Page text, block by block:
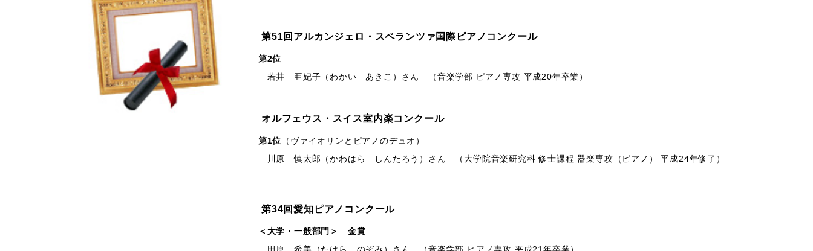
第51回アルカンジェロ・スペランツァ国際ピアノコンクール
第2位
若井 亜妃子（わかい あきこ）さん （音楽学部 ピアノ専攻 平成20年卒業）
オルフェウス・スイス室内楽コンクール
第1位 （ヴァイオリンとピアノのデュオ）
川原 慎太郎（かわはら しんたろう）さん （大学院音楽研究科 修士課程 器楽専攻（ピアノ） 平成24年修了）
第34回愛知ピアノコンクール
＜大学・一般部門＞ 金賞